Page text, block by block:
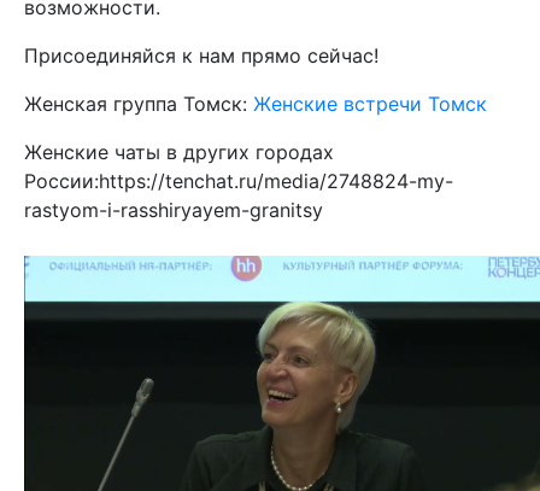
возможности.
Присоединяйся к нам прямо сейчас!
Женская группа Томск: Женские встречи Томск
Женские чаты в других городах
России:https://tenchat.ru/media/2748824-my-
rastyom-i-rasshiryayem-granitsy